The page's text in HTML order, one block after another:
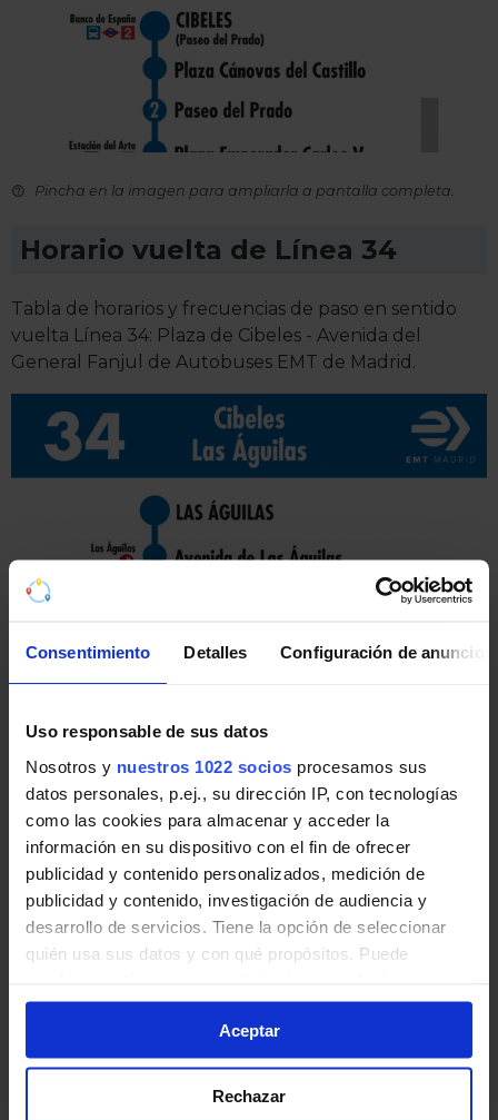
Consentimiento Detalles Configuración de anuncios
Uso responsable de sus datos
Nosotros y nuestros 1022 socios procesamos sus
datos personales, p.ej., su dirección IP, con tecnologías
como las cookies para almacenar y acceder la
información en su dispositivo con el fin de ofrecer
publicidad y contenido personalizados, medición de
publicidad y contenido, investigación de audiencia y
desarrollo de servicios. Tiene la opción de seleccionar
quién usa sus datos y con qué propósitos. Puede
momento desde la Declaración de cookies o clicando en
el Menú de consentimiento.
Si lo permite, también quisiéramos:
Aceptar
Rechazar
Pincha en la imagen para ampliarla a pantalla completa.
Horario vuelta de Línea 34
Tabla de horarios y frecuencias de paso en sentido
vuelta Línea 34: Plaza de Cibeles - Avenida del
General Fanjul de Autobuses EMT de Madrid.
Pincha en la imagen para ampliarla a pantalla completa.
Últimos avisos de EMT Madrid
Noticias, novedades e incidencias en las líneas de EMT
Madrid en Madrid:
Creación de Parada: Estación de Chamartín.
Afectada línea 5 de EMT.
A partir del 12 de agosto, desde inicio del servicio,
EMT Madrid | 09 agosto de 2026